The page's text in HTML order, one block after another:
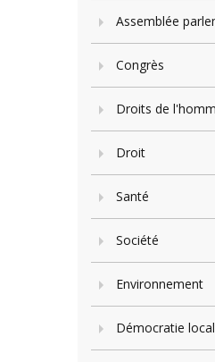
Assemblée
Congrès
Droits de
Droit
Santé
Société
Environnement
Démocratie